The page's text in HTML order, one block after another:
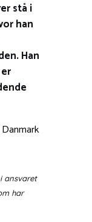
stå i
han
Han
ansvaret
har